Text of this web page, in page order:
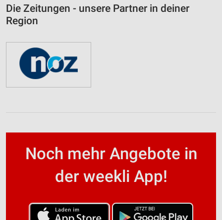
Die Zeitungen - unsere Partner in deiner
Region
Noch mehr Angebote in
der weekli App!